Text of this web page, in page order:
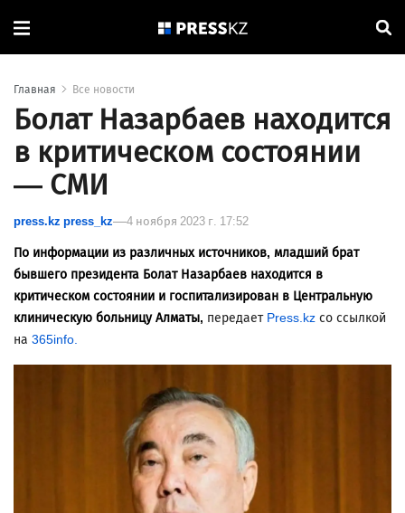
Главная Все новости
Болат Назарбаев находится
в критическом состоянии
— СМИ
press.kz press_kz 4 ноября 2023 г. 17:52
По информации из различных источников, младший брат
бывшего президента Болат Назарбаев находится в
критическом состоянии и госпитализирован в Центральную
клиническую больницу Алматы, передаетPress.kz со ссылкой
на 365info.